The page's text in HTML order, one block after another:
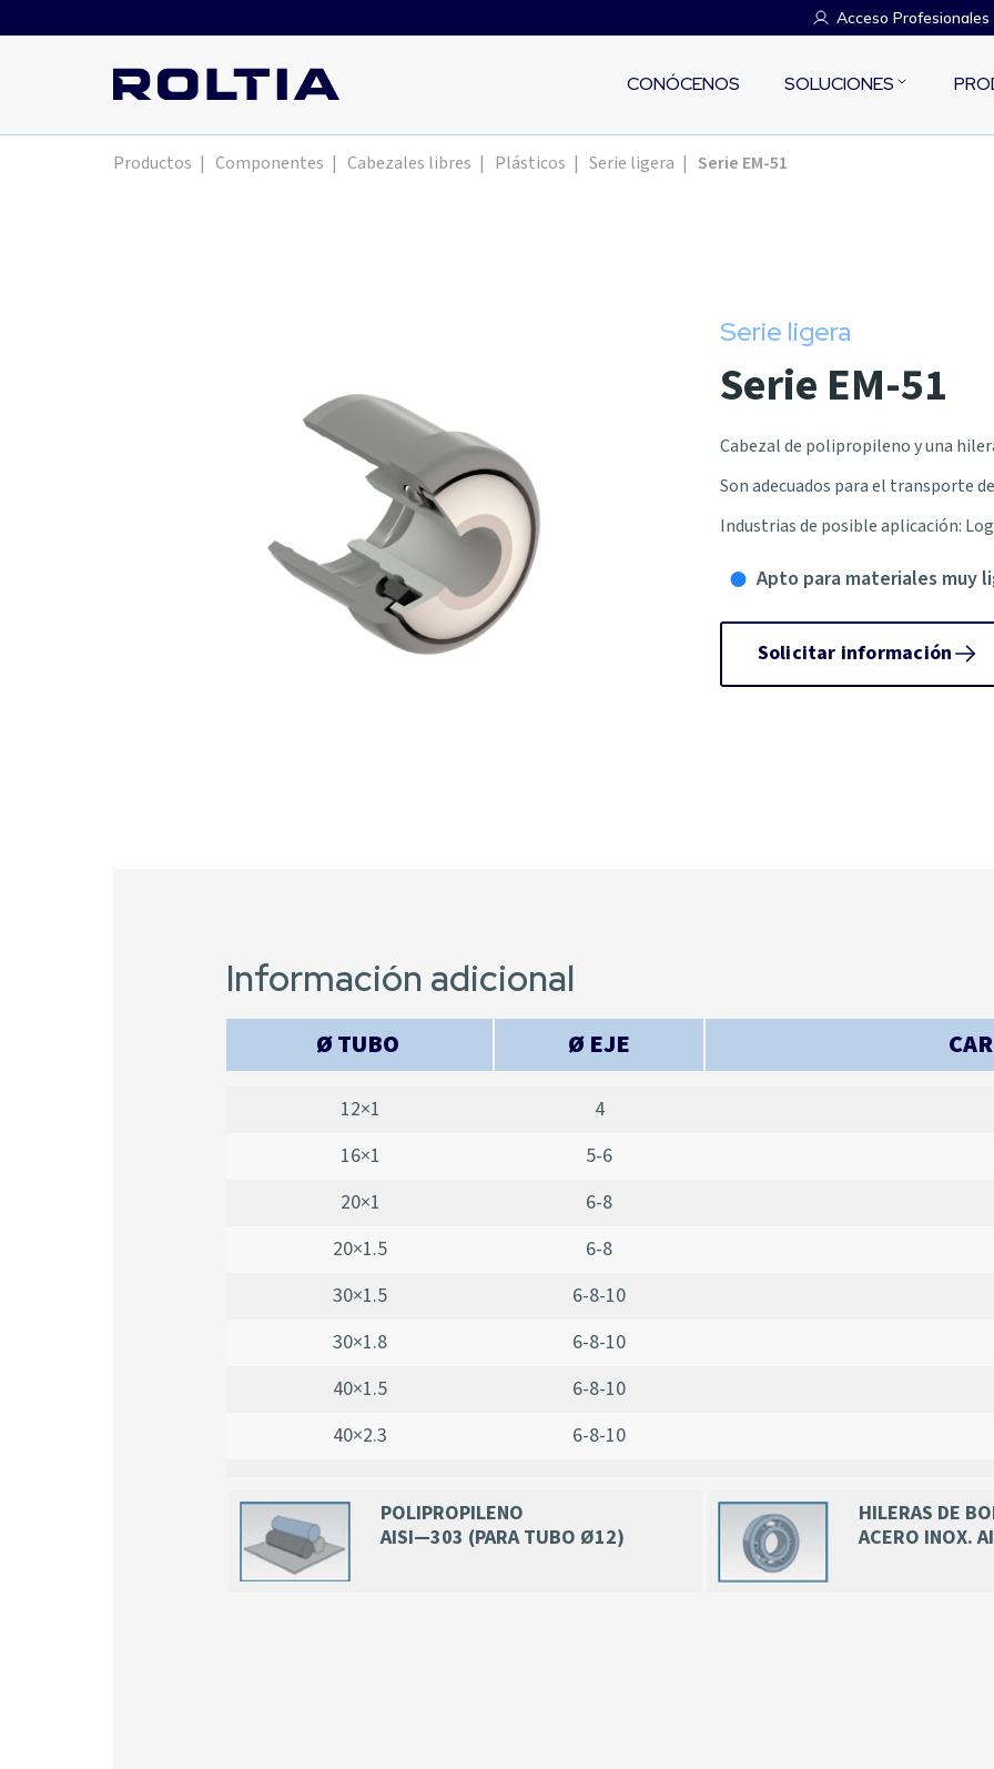
Acceso Profesionales
CONÓCENOS SOLUCIONES
Productos | Componentes | Cabezales libres | Plásticos | Serie ligera | Serie EM-51
Serie ligera
Serie EM-51
Cabezal de polipropileno y una
Son adecuados para el transporte
Industrias de posible aplicación:
Apto para materiales muy
Solicitar información
Información adicional
Ø TUBO Ø EJE
12×1 4
16×1
5-6
20×1
6-8
20×1.5
6-8
30×1.5
6-8-10
30×1.8
6-8-10
40×1.5
6-8-10
40×2.3
6-8-10
POLIPROPILENO
AISI—303 (PARA TUBO Ø12)
HILERAS DE
ACERO INOX.